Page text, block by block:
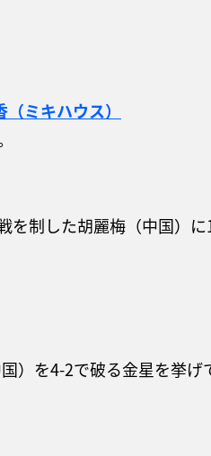
ミキハウス）
を制した胡麗梅（中国）
）を4-2で破る金星を挙げ